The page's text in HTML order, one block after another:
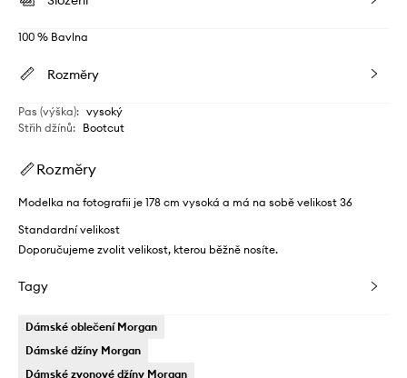
100 % Bavlna
Rozměry
Pas (výška): vysoký
Střih džínů: Bootcut
Rozměry
Modelka na fotografii je 178 cm vysoká a má na sobě velikost 36
Standardní velikost
Doporučujeme zvolit velikost, kterou běžně nosíte.
Tagy
Dámské oblečení Morgan
Dámské džíny Morgan
Dámské zvonové džíny Morgan